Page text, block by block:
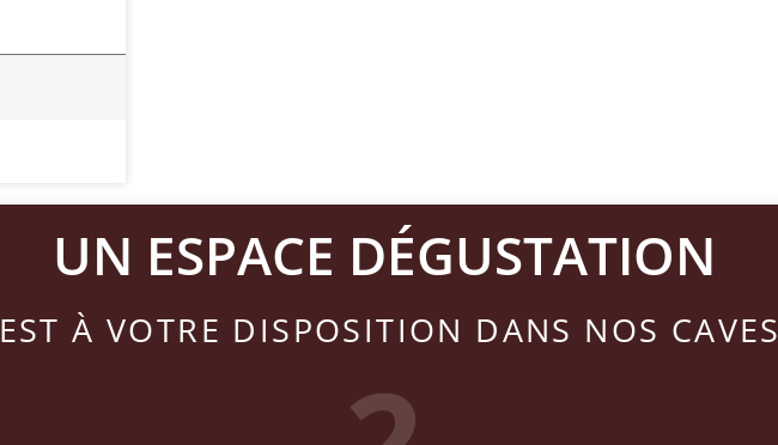
UN ESPACE DÉGUSTATION
EST À VOTRE DISPOSITION DANS NOS CAVES